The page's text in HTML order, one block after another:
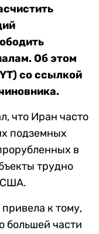
Об этом
со ссылкой
что Иран часто
подземных
в
трудно
США.
к тому,
большей части